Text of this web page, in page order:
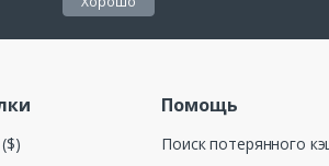
Помощь
Поиск потерянного